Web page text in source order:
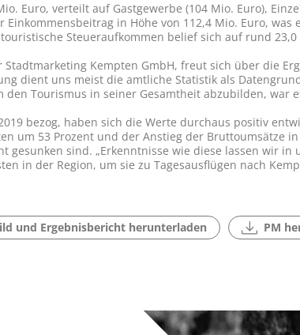
Euro, verteilt auf Gastgewerbe (104 Mio. Euro),
in Höhe von 112,4 Mio. Euro,
touristische Steueraufkommen belief sich auf rund 23,0
Kempten GmbH, freut sich über die
dient uns meist die amtliche Statistik als
Tourismus in seiner Gesamtheit abzubilden, war
bezog, haben sich die Werte durchaus positiv
um 53 Prozent und der Anstieg der Bruttoumsätze
gesunken sind. „Erkenntnisse wie diese lassen wir
in der Region, um sie zu Tagesausflügen nach
und Ergebnisbericht herunterladen PM